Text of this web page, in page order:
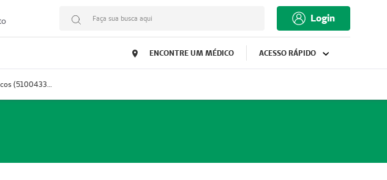
Faça sua busca aqui Login
ENCONTRE UM MÉDICO ACESSO RÁPIDO
Prestador Oncoped Serviços Médicos (51004335-0)